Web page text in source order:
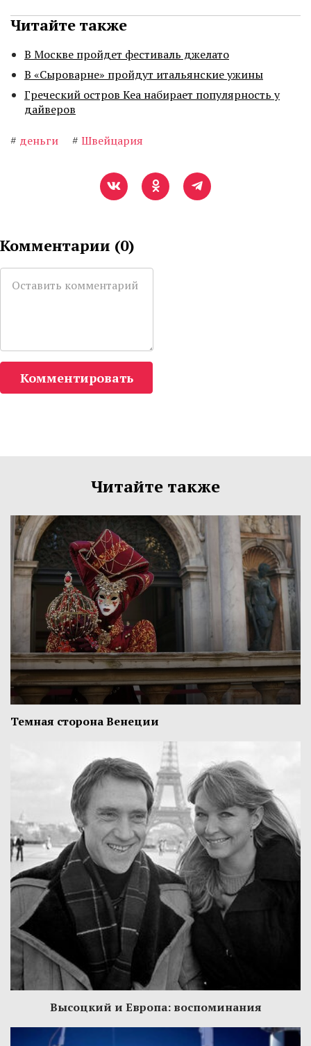
Читайте также
В Москве пройдет фестиваль джелато
В «Сыроварне» пройдут итальянские ужины
Греческий остров Кеа набирает популярность у
дайверов
# деньги # Швейцария
Комментарии (0)
Комментировать
Читайте также
Темная сторона Венеции
Высоцкий и Европа: воспоминания